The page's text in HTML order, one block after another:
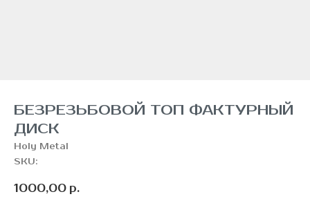
БЕЗРЕЗЬБОВОЙ ТОП ФАКТУРНЫЙ
ДИСК
Holy Metal
SKU:
1000,00 р.